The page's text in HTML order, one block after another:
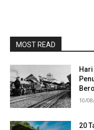
MOST READ
10/
20